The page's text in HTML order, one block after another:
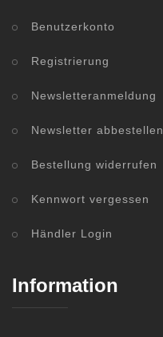
Benutzerkonto
Registrierung
Newsletteranmeldung
Newsletter abbestellen
Bestellung widerrufen
Kennwort vergessen
Händler Login
Information